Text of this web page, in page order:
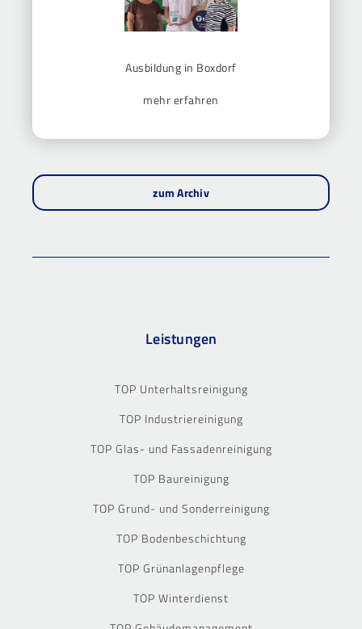
Ausbildung in Boxdorf
mehr erfahren
zum Archiv
Leistungen
TOP Unterhaltsreinigung
TOP Industriereinigung
TOP Glas- und Fassadenreinigung
TOP Baureinigung
TOP Grund- und Sonderreinigung
TOP Bodenbeschichtung
TOP Grünanlagenpflege
TOP Winterdienst